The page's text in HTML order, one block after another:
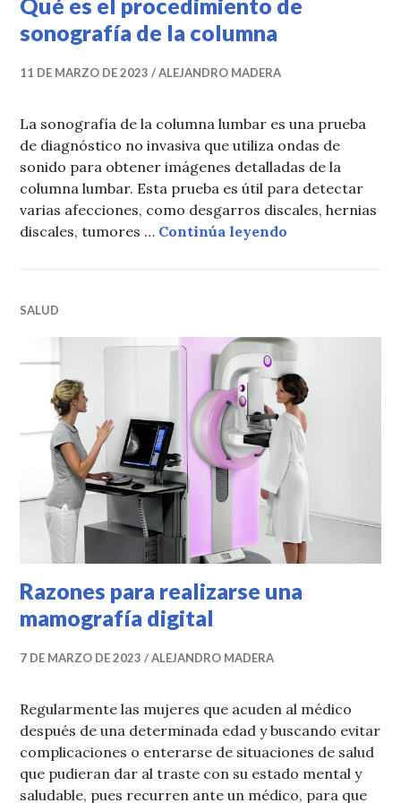
Qué es el procedimiento de
sonografía de la columna
11 DE MARZO DE 2023 ALEJANDRO MADERA
La sonografía de la columna lumbar es una prueba
de diagnóstico no invasiva que utiliza ondas de
sonido para obtener imágenes detalladas de la
columna lumbar. Esta prueba es útil para detectar
varias afecciones, como desgarros discales, hernias
discales, tumores … Continúa leyendo
SALUD
Razones para realizarse una
mamografía digital
7 DE MARZO DE 2023 ALEJANDRO MADERA
Regularmente las mujeres que acuden al médico
después de una determinada edad y buscando evitar
complicaciones o enterarse de situaciones de salud
que pudieran dar al traste con su estado mental y
saludable, pues recurren ante un médico, para que